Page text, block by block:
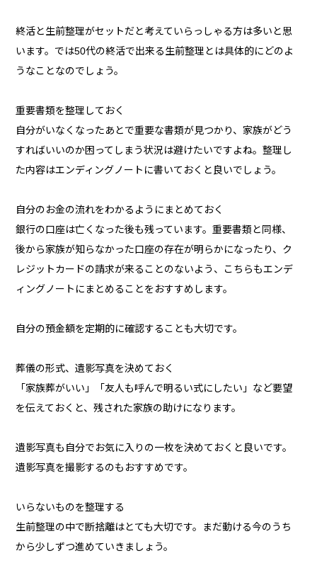
終活と生前整理がセットだと考えていらっしゃる方は多いと思
います。では50代の終活で出来る生前整理とは具体的にどのよ
うなことなのでしょう。
重要書類を整理しておく
自分がいなくなったあとで重要な書類が見つかり、家族がどう
すればいいのか困ってしまう状況は避けたいですよね。整理し
た内容はエンディングノートに書いておくと良いでしょう。
自分のお金の流れをわかるようにまとめておく
銀行の口座は亡くなった後も残っています。重要書類と同様、
後から家族が知らなかった口座の存在が明らかになったり、ク
レジットカードの請求が来ることのないよう、こちらもエンデ
ィングノートにまとめることをおすすめします。
自分の預金額を定期的に確認することも大切です。
葬儀の形式、遺影写真を決めておく
「家族葬がいい」「友人も呼んで明るい式にしたい」など要望
を伝えておくと、残された家族の助けになります。
遺影写真も自分でお気に入りの一枚を決めておくと良いです。
遺影写真を撮影するのもおすすめです。
いらないものを整理する
生前整理の中で断捨離はとても大切です。まだ動ける今のうち
から少しずつ進めていきましょう。